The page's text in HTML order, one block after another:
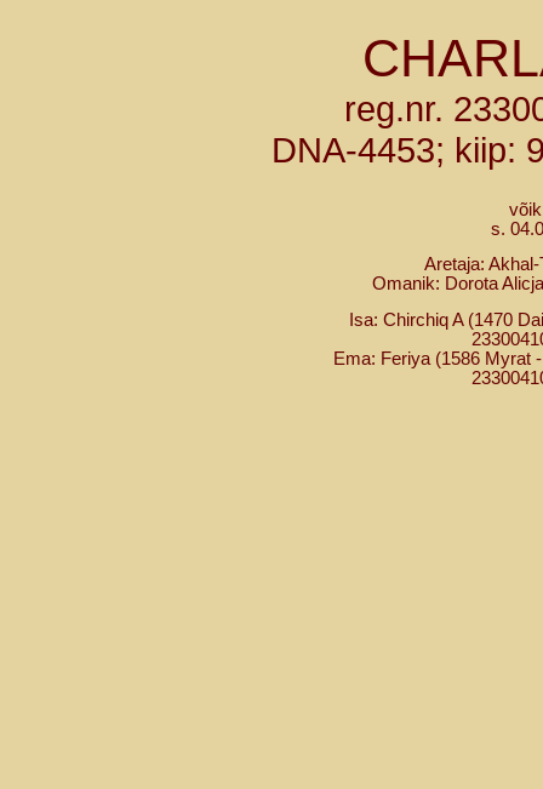
reg.nr.
DNA-4453; kiip:
s.
Aretaja:
Omanik: Dorota
Isa: Chirchiq A (1470
Ema: Feriya (1586 Myrat